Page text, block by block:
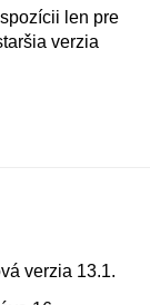
len pre
verzia
verzia 13.1.